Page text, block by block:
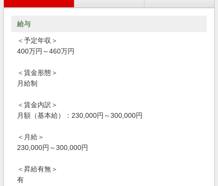
給与
＜予定年収＞
400万円～460万円
＜賃金形態＞
月給制
＜賃金内訳＞
月額（基本給）：230,000円～300,000円
＜月給＞
230,000円～300,000円
＜昇給有無＞
有